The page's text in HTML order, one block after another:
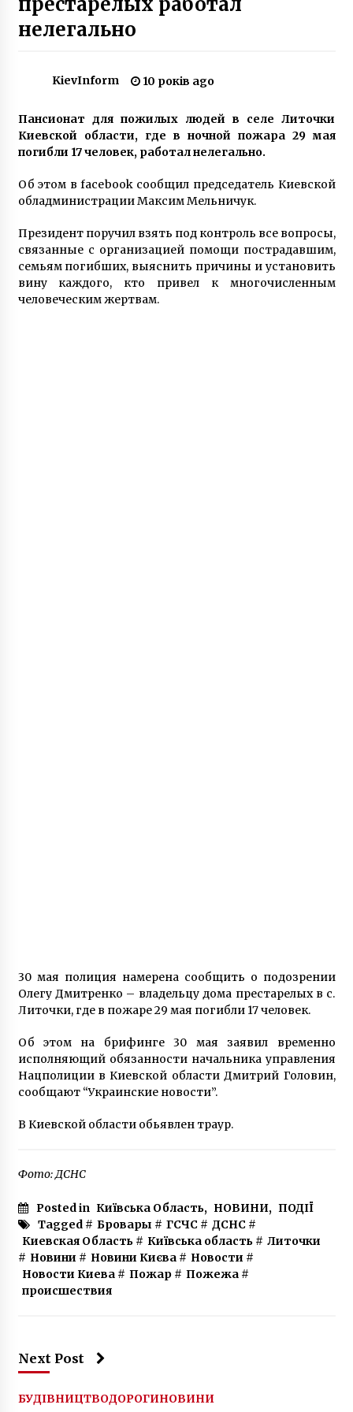
10 років ago
6 років ago
З Троєщини і Позняків: Uber Shuttle запустив
6 нових маршрутів в центр Києва
6 років ago
На Київщині жінка утримувала 69 собак та
котів в одній квартирі
Невідомі розібрали банери, що закривали
пам’ятник Щорсу
7 років ago
нелегально
KievInform 10 років ago
Пансионат для пожилых людей в селе Литочки
Киевской области, где в ночной пожара 29 мая
погибли 17 человек, работал нелегально.
Об этом в facebook сообщил председатель Киевской
обладминистрации Максим Мельничук.
Президент поручил взять под контроль все вопросы,
связанные с организацией помощи пострадавшим,
семьям погибших, выяснить причины и установить
вину каждого, кто привел к многочисленным
человеческим жертвам.
30 мая полиция намерена сообщить о подозрении
Олегу Дмитренко – владельцу дома престарелых в с.
Литочки, где в пожаре 29 мая погибли 17 человек.
Об этом на брифинге 30 мая заявил временно
исполняющий обязанности начальника управления
Нацполиции в Киевской области Дмитрий Головин,
сообщают “Украинские новости”.
В Киевской области обьявлен траур.
Фото: ДСНС
Posted in Київська Область, НОВИНИ, ПОДІЇ
Tagged # Бровары # ГСЧС# ДСНС#
Киевская Область# Київська область# Литочки
# Новини # Новини Києва# Новости #
Новости Киева# Пожар# Пожежа#
происшествия
Next Post
БУДІВНИЦТВОДОРОГИНОВИНИ